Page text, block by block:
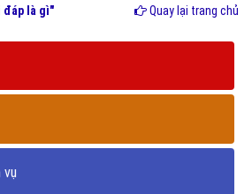
đáp là gì" Quay lại trang chủ
vụ